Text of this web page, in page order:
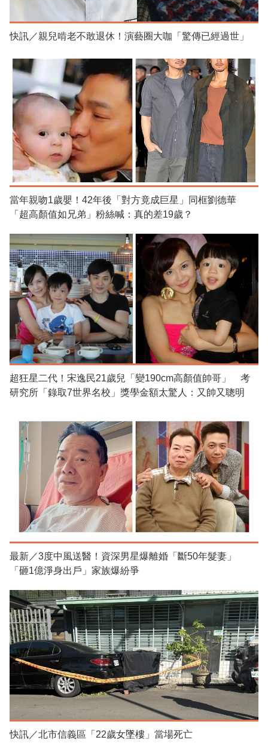
快訊／親兒啃老不敢退休！演藝圈大咖「驚傳已經過世」
當年親吻1歲嬰！42年後「對方竟成巨星」同框劉德華
「超高顏值如兄弟」粉絲喊：真的差19歲？
超狂星二代！宋逸民21歲兒「變190cm高顏值帥哥」 考
研究所「錄取7世界名校」獎學金額太驚人：又帥又聰明
最新／3度中風送醫！資深男星爆離婚「斷50年髮妻」
「砸1億淨身出戶」家族爆紛爭
快訊／北市信義區「22歲女墜樓」當場死亡